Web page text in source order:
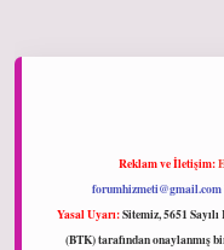
Reklam ve İletişim:
forumhizmeti@gmail.com
Yasal Uyarı:Sitemiz, 5651
(BTK) tarafından onaylanmış